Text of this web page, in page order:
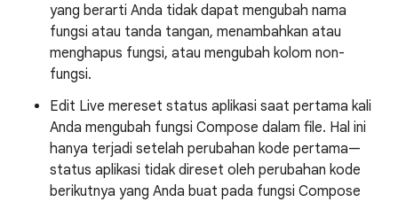
yang berarti Anda tidak dapat mengubah nama
fungsi atau tanda tangan, menambahkan atau
menghapus fungsi, atau mengubah kolom non-
fungsi.
Edit Live mereset status aplikasi saat pertama kali
Anda mengubah fungsi Compose dalam file. Hal ini
hanya terjadi setelah perubahan kode pertama—
status aplikasi tidak direset oleh perubahan kode
berikutnya yang Anda buat pada fungsi Compose